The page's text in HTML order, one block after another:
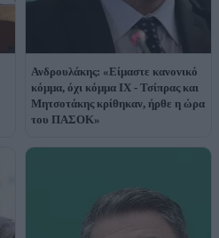
Ανδρουλάκης: «Είμαστε κανονικό
κόμμα, όχι κόμμα ΙΧ - Τσίπρας και
Μητσοτάκης κρίθηκαν, ήρθε η ώρα
του ΠΑΣΟΚ»